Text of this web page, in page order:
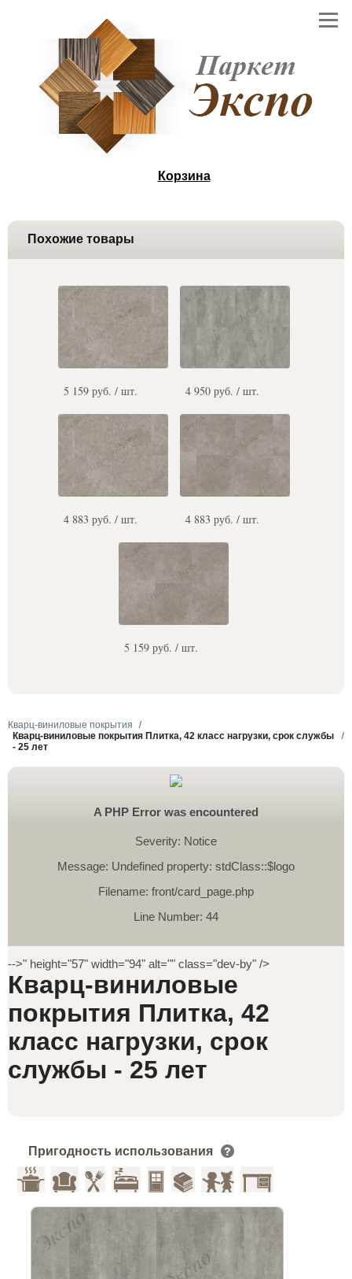
Корзина
Кварц-виниловые покрытия
Кварц-виниловые покрытия Плитка, 42 класс нагрузки, срок службы
- 25 лет
A PHP Error was encountered
Severity: Notice
Message: Undefined property: stdClass::$logo
Filename: front/card_page.php
Line Number: 44
-->" height="57" width="94" alt="" class="dev-by" />
Кварц-виниловые
покрытия Плитка, 42
класс нагрузки, срок
службы - 25 лет
Пригодность использования
Похожие товары
5 159 руб. / шт. 4 950 руб. / шт.
4 883 руб. / шт. 4 883 руб. / шт.
5 159 руб. / шт.